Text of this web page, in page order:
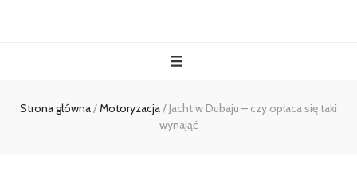
Strona główna/Motoryzacja/Jacht w Dubaju – czy opłaca się taki
wynająć